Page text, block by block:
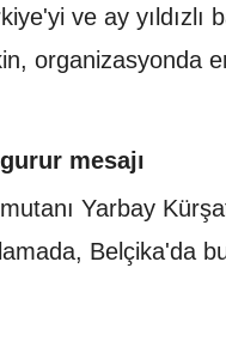
ve ay
organizasyonda
mesajı
Yarbay
Belçika'da